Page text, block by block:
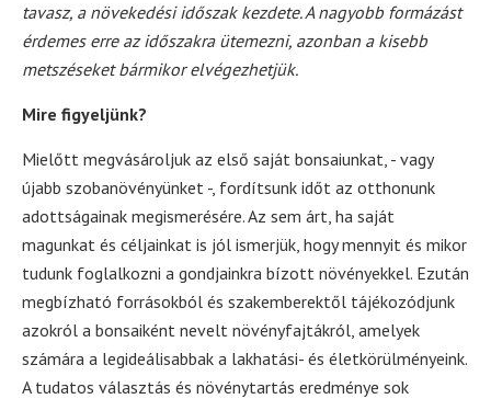
tavasz, a növekedési időszak kezdete. A nagyobb formázást
érdemes erre az időszakra ütemezni, azonban a kisebb
metszéseket bármikor elvégezhetjük.
Mire figyeljünk?
Mielőtt megvásároljuk az első saját bonsaiunkat, - vagy
újabb szobanövényünket -, fordítsunk időt az otthonunk
adottságainak megismerésére. Az sem árt, ha saját
magunkat és céljainkat is jól ismerjük, hogy mennyit és mikor
tudunk foglalkozni a gondjainkra bízott növényekkel. Ezután
megbízható forrásokból és szakemberektől tájékozódjunk
azokról a bonsaiként nevelt növényfajtákról, amelyek
számára a legideálisabbak a lakhatási- és életkörülményeink.
A tudatos választás és növénytartás eredménye sok